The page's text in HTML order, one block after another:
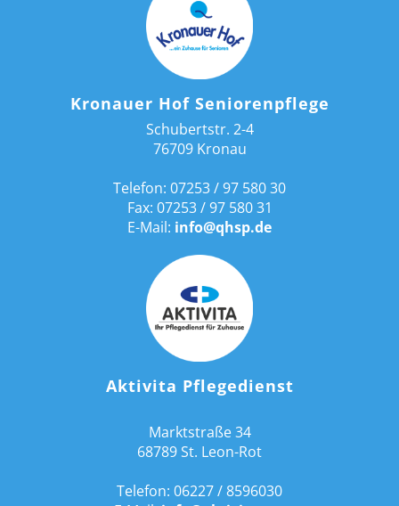
Kronauer Hof Seniorenpflege
Schubertstr. 2-4
76709 Kronau
Telefon: 07253 / 97 580 30
Fax: 07253 / 97 580 31
E-Mail: info@qhsp.de
Aktivita Pflegedienst
Marktstraße 34
68789 St. Leon-Rot
Telefon: 06227 / 8596030